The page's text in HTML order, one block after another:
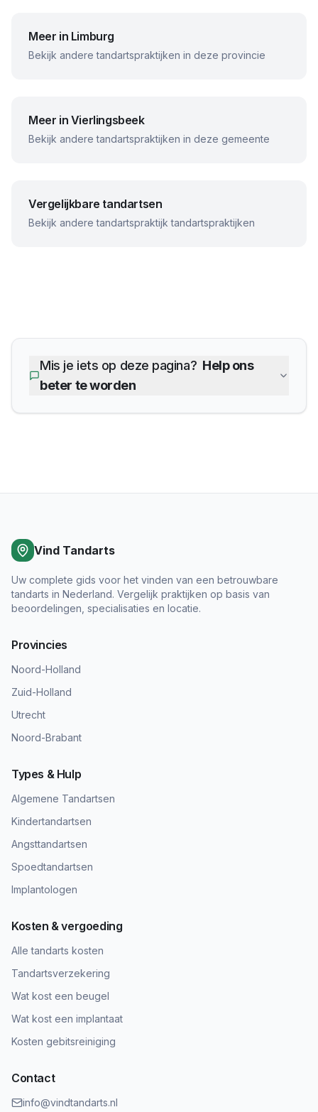
Meer in Limburg
Bekijk andere tandartspraktijken in deze provincie
Meer in Vierlingsbeek
Bekijk andere tandartspraktijken in deze gemeente
Vergelijkbare tandartsen
Bekijk anderetandartspraktijk tandartspraktijken
Mis je iets op deze pagina? Help ons
beter te worden
Vind Tandarts
Uw complete gids voor het vinden van een betrouwbare
tandarts in Nederland. Vergelijk praktijken op basis van
beoordelingen, specialisaties en locatie.
Provincies
Noord-Holland
Zuid-Holland
Utrecht
Noord-Brabant
Types & Hulp
Algemene Tandartsen
Kindertandartsen
Angsttandartsen
Spoedtandartsen
Implantologen
Kosten & vergoeding
Alle tandarts kosten
Tandartsverzekering
Wat kost een beugel
Wat kost een implantaat
Kosten gebitsreiniging
Contact
info@vindtandarts.nl